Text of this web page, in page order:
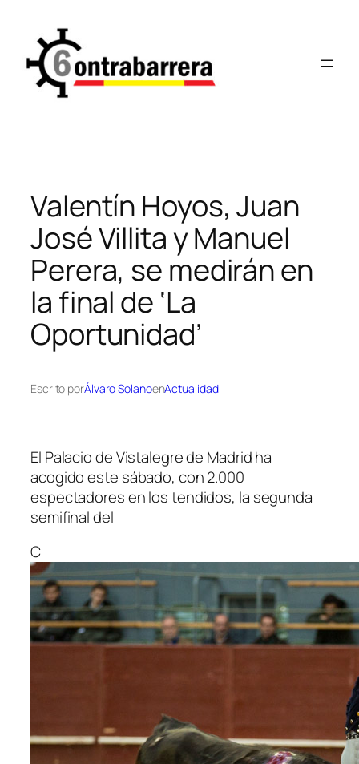
contenido
Valentín Hoyos, Juan
José Villita y Manuel
Perera, se medirán en
la final de ‘La
Oportunidad’
Escrito porÁlvaro SolanoenActualidad
El Palacio de Vistalegre de Madrid ha
acogido este sábado, con 2.000
espectadores en los tendidos, la segunda
semifinal del
C